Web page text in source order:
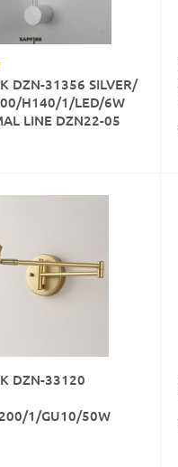
31356 SILVER/
H140/1/LED/6W
LINE DZN22-05
КУПИТЬ
DZN-33120
1/GU10/50W
КУПИТЬ